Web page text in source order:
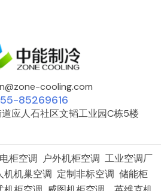
cooling.com
85269616
应人石社区文韬工业园C栋5楼
柜空调 户外机柜空调 工业空调厂
机巢空调 定制非标空调 储能柜